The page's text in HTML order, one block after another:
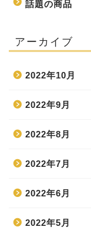
話題の商品
アーカイブ
2022年10月
2022年9月
2022年8月
2022年7月
2022年6月
2022年5月